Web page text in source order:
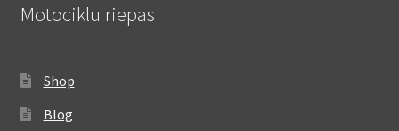
Motociklu riepas
Shop
Blog